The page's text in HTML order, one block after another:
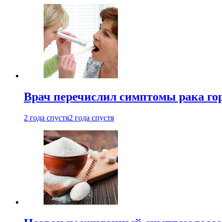
Врач перечислил симптомы рака
2 года спустя2 года спустя